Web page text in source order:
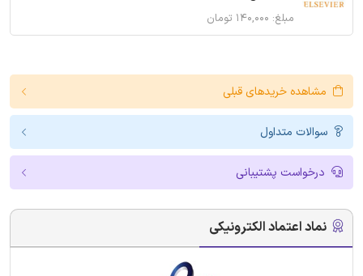
مبلغ: ۱۴۰,۰۰۰ تومان
مشاهده خریدهای قبلی
سوالات متداول
درخواست پشتیبانی
نماد اعتماد الکترونیکی